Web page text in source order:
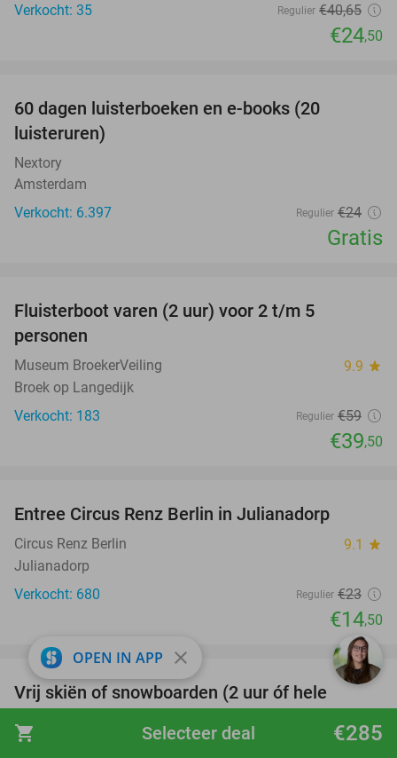
shopping_cart €285
Selecteer deal
Verkocht: 35
Regulier €40,65
€24,50
60 dagen luisterboeken en e-books (20
luisteruren)
Nextory
Amsterdam
Verkocht: 6.397
Regulier €24
Gratis
Fluisterboot varen (2 uur) voor 2 t/m 5
personen
Museum BroekerVeiling 9.9 star
Broek op Langedijk
Verkocht: 183
Regulier €59
€39,50
Entree Circus Renz Berlin in Julianadorp
Circus Renz Berlin 9.1 star
Julianadorp
Verkocht: 680
Regulier €23
€14,50
favorite_border
Vrij skiën of snowboarden (2 uur óf hele
De Uithof Den Haag
OPEN IN APP close